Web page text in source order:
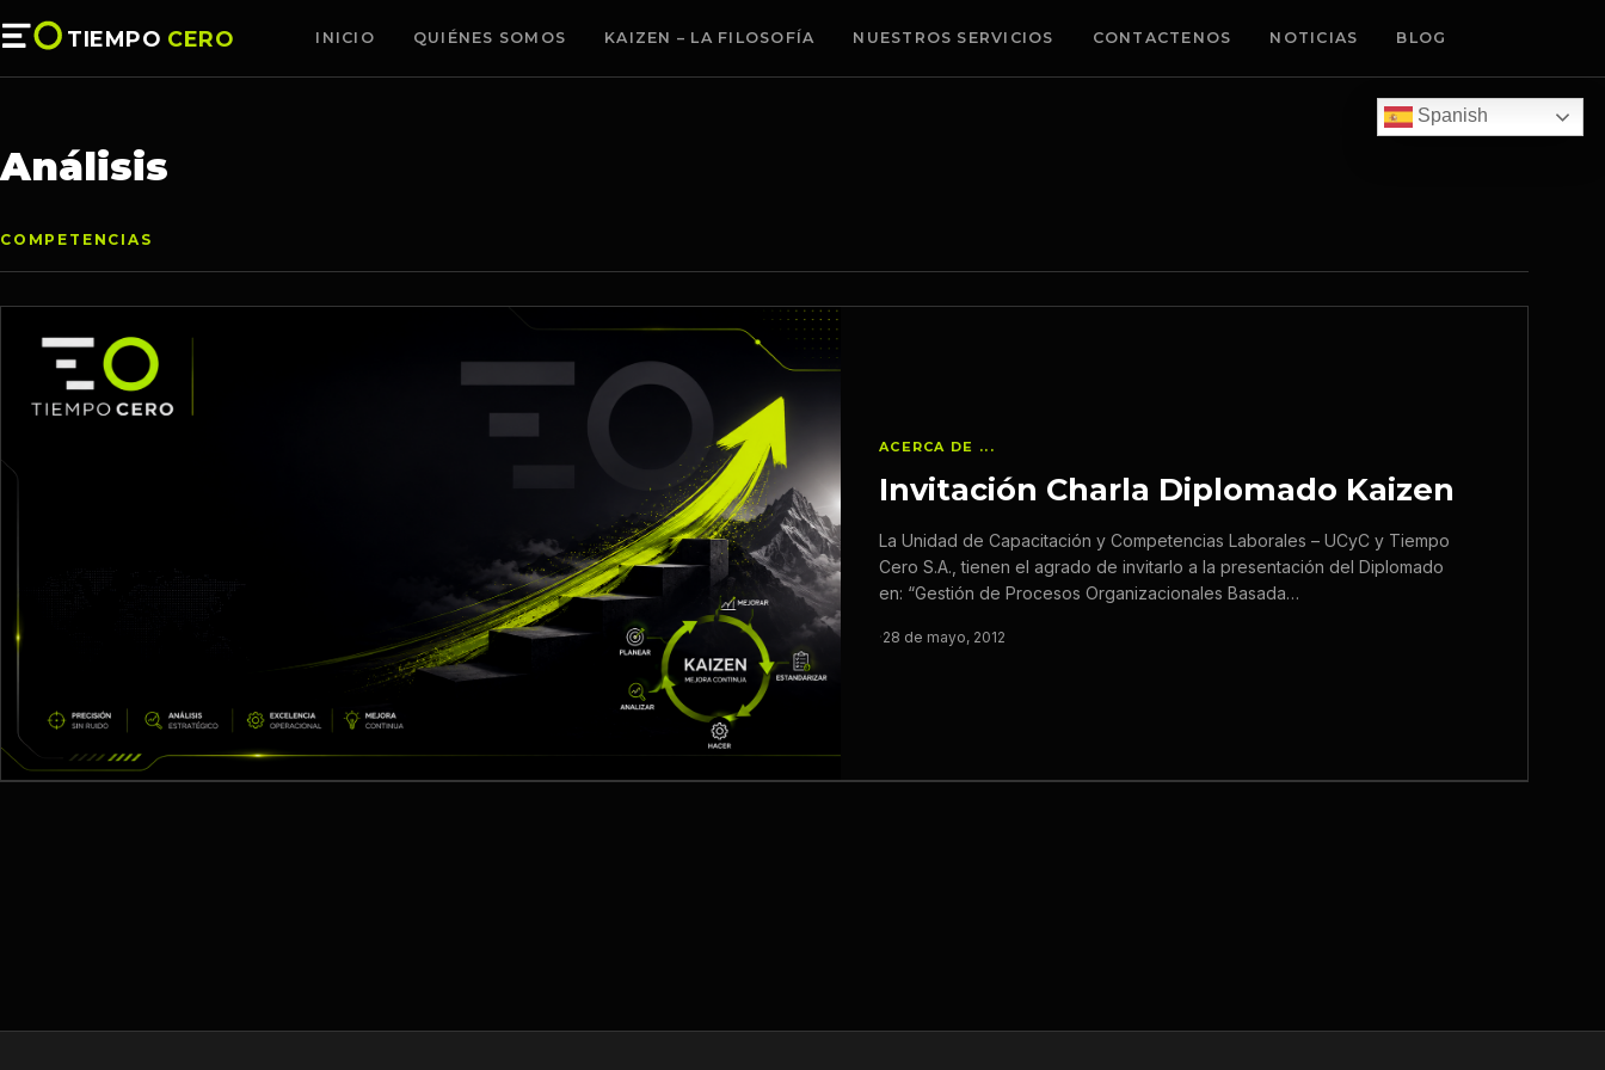
TIEMPO CERO INICIO QUIÉNES SOMOS KAIZEN – LA FILOSOFÍA NUESTROS SERVICIOS CONTACTENOS NOTICIAS BLOG
Análisis
COMPETENCIAS
ACERCA DE ...
Invitación Charla Diplomado Kaizen
La Unidad de Capacitación y Competencias Laborales – UCyC y Tiempo
Cero S.A., tienen el agrado de invitarlo a la presentación del Diplomado
en: “Gestión de Procesos Organizacionales Basada…
·28 de mayo, 2012
Spanish